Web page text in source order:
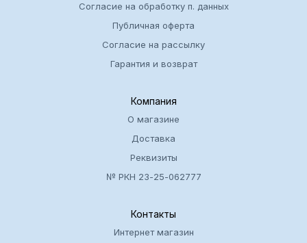
Согласие на обработку п. данных
Публичная оферта
Согласие на рассылку
Гарантия и возврат
Компания
О магазине
Доставка
Реквизиты
№ РКН 23-25-062777
Контакты
Интернет магазин